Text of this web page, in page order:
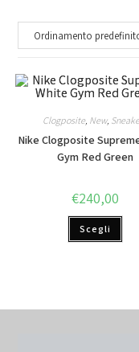
Clogposite, New,
Nike Clogposite
Gym Red Green
€240,00
Scegli